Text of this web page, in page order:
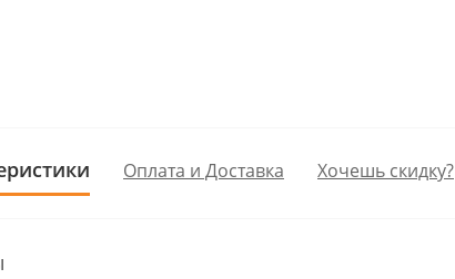
Оплата и Доставка Хочешь скидку?